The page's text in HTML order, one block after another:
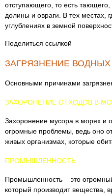
отступающего, то есть
долины и овраги. В тех местах,
углублениях в земной
Поделиться ссылкой
ЗАГРЯЗНЕНИЕ
Основными причинами
ЗАХОРОНЕНИЕ ОТХОДОВ В
Захоронение мусора в морях и
огромные проблемы, ведь оно
живых организмах, которые
ПРОМЫШЛЕННОСТЬ
Промышленность – это
который производит вещества,